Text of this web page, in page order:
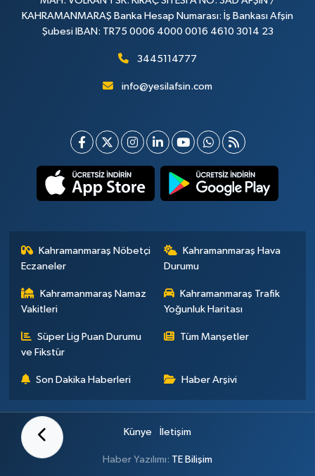
KAHRAMANMARAŞ Banka Hesap Numarası: İş Bankası Afşin
Şubesi IBAN: TR75 0006 4000 0016 4610 3014 23
3445114777
info@yesilafsin.com
Kahramanmaraş Nöbetçi
Eczaneler
Kahramanmaraş Hava
Durumu
Kahramanmaraş Namaz
Vakitleri
Kahramanmaraş Trafik
Yoğunluk Haritası
Süper Lig Puan Durumu
ve Fikstür
Tüm Manşetler
Son Dakika Haberleri Haber Arşivi
Künye İletişim
Haber Yazılımı: TE Bilişim